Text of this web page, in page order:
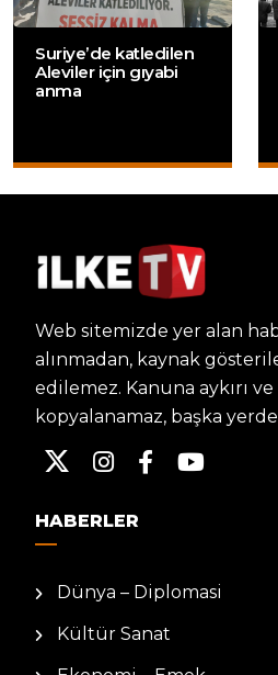
Suriye’de katledilen
Aleviler için gıyabi
anma
Web sitemizde yer alan
alınmadan, kaynak
edilemez. Kanuna aykırı
kopyalanamaz, başka
HABERLER
Dünya – Diplomasi
Kültür Sanat